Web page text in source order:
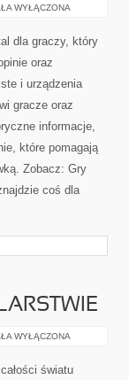
WYŁĄCZONA
dla graczy, który
oraz
i urządzenia
gracze oraz
informacje,
które pomagają
Zobacz: Gry
coś dla
WYŁĄCZONA
światu